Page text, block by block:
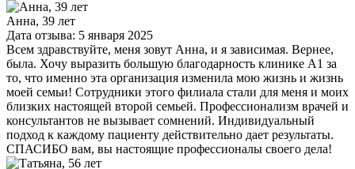
Анна, 39 лет
Дата отзыва: 5 января 2025
Всем здравствуйте, меня зовут Анна, и я зависимая. Вернее,
была. Хочу выразить большую благодарность клинике A1 за
то, что именно эта организация изменила мою жизнь и жизнь
моей семьи! Сотрудники этого филиала стали для меня и моих
близких настоящей второй семьей. Профессионализм врачей и
консультантов не вызывает сомнений. Индивидуальный
подход к каждому пациенту действительно дает результаты.
СПАСИБО вам, вы настоящие профессионалы своего дела!